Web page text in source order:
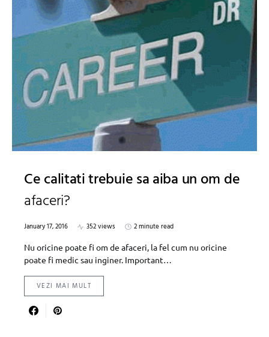
Ce calitati trebuie sa aiba un om de
afaceri?
January 17, 2016 352 views
2 minute read
Nu oricine poate fi om de afaceri, la fel cum nu oricine
poate fi medic sau inginer. Important…
VEZI MAI MULT